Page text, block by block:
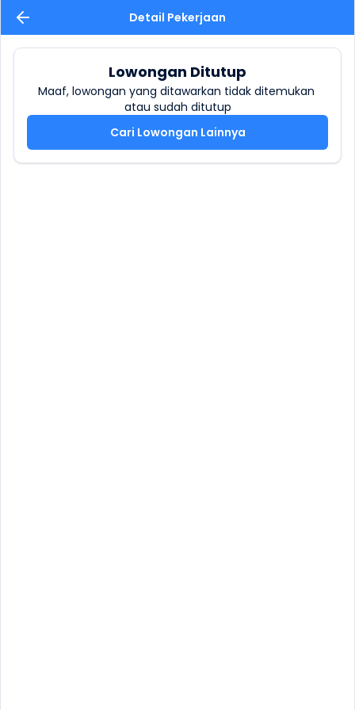
Detail Pekerjaan
Lowongan Ditutup
Maaf, lowongan yang ditawarkan tidak ditemukan
atau sudah ditutup
Cari Lowongan Lainnya